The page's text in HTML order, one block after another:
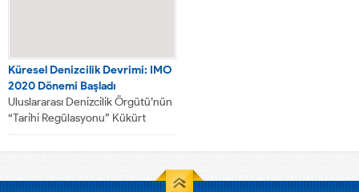
Küresel Denizcilik Devrimi: IMO
2020 Dönemi Başladı
Uluslararası Deni̇zci̇li̇k Örgütü’nün
“Tari̇hi̇ Regülasyonu” Kükürt
Emi̇syonu, 1 Ocak 2020 iti̇barıyla
hayata geçti̇. Ancak buna...